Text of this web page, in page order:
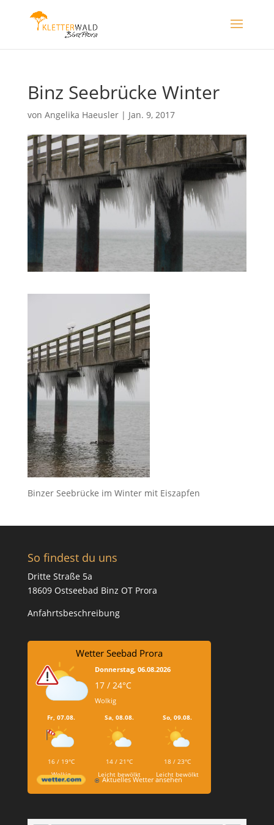
Binz Seebrücke Winter
von Angelika Haeusler| Jan. 9, 2017
Binzer Seebrücke im Winter mit Eiszapfen
So findest du uns
Dritte Straße 5a
18609 Ostseebad Binz OT Prora
Anfahrtsbeschreibung
Wetter Seebad Prora
Donnerstag, 06.08.2026
17 / 24°C
Wolkig
Fr, 07.08.
16 / 19°C
Wolkig
Sa, 08.08.
14 / 21°C
Leicht bewölkt
So, 09.08.
18 / 23°C
Leicht bewölkt
Aktuelles Wetter ansehen